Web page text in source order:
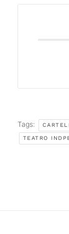
Tags:
TEATRO